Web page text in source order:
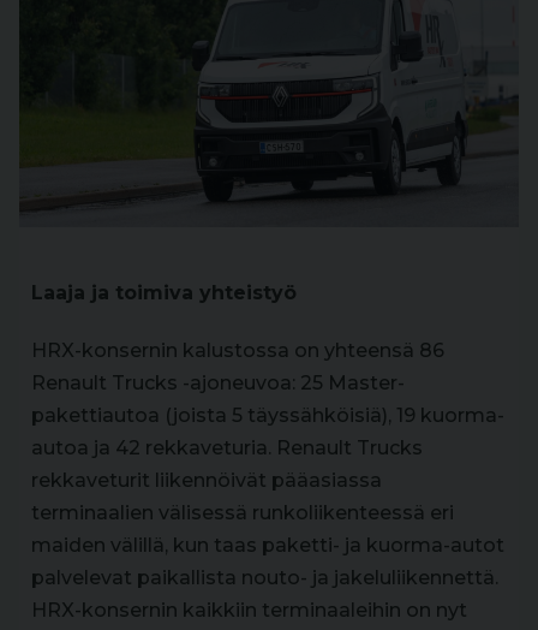
Laaja ja toimiva yhteistyö
HRX-konsernin kalustossa on yhteensä 86
Renault Trucks -ajoneuvoa: 25 Master-
pakettiautoa (joista 5 täyssähköisiä), 19 kuorma-
autoa ja 42 rekkaveturia. Renault Trucks
rekkaveturit liikennöivät pääasiassa
terminaalien välisessä runkoliikenteessä eri
maiden välillä, kun taas paketti- ja kuorma-autot
palvelevat paikallista nouto- ja jakeluliikennettä.
HRX-konsernin kaikkiin terminaaleihin on nyt